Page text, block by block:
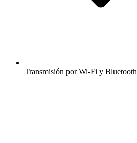
Transmisión por Wi-Fi y Bluetooth